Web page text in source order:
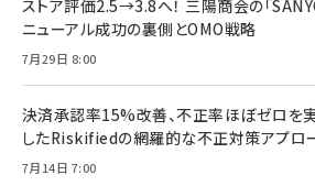
ストア評価2.5→3.8へ！ 三陽商会の「
ニューアル成功の裏側とOMO戦略
7月29日 8:00
決済承認率15%改善、不正率ほぼゼロを実
したRiskifiedの網羅的な不正対策アプロ
7月14日 7:00